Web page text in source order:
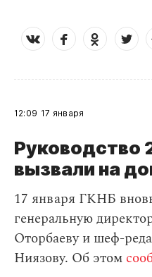
12:09 17 января
Руководство
вызвали на
17 января ГКНБ
генеральную
Оторбаеву и шеф-
Ниязову. Об этом